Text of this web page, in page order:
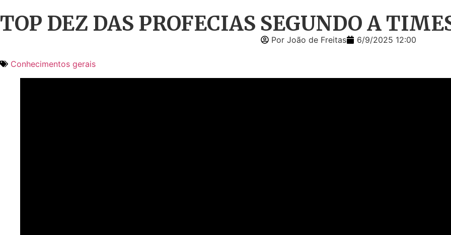
TOP DEZ DAS PROFECIAS SEGUNDO A
Por João de Freitas 6/9/2025 12:00
Conhecimentos gerais